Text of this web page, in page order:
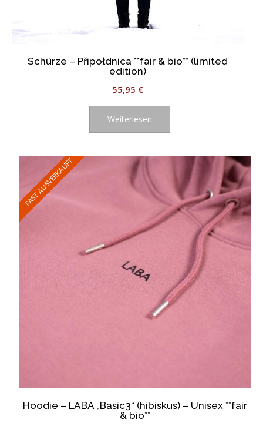
Schürze – Připołdnica **fair & bio** (limited
edition)
55,95 €
Weiterlesen
FAST AUSVERKAUFT
Hoodie – LABA „Basic3“ (hibiskus) – Unisex **fair
& bio**